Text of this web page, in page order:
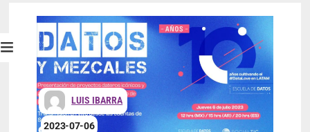
LUIS IBARRA
2023-07-06